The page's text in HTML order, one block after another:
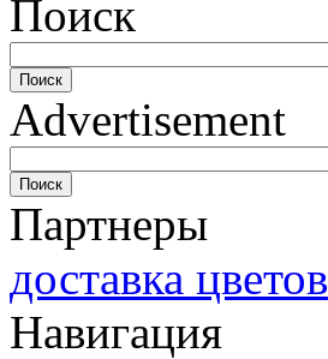
Поиск
Advertisement
Партнеры
доставка цветов
Навигация